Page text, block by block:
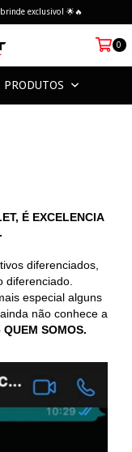
exclusivo! 🌟🔥
0
PRODUTOS
É EXCELENCIA
diferenciados,
diferenciado.
especial alguns
não conhece a
QUEM SOMOS.